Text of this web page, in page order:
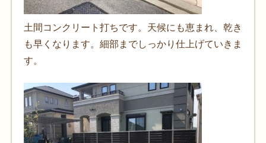
土間コンクリート打ちです。天候にも恵まれ、乾き
も早くなります。細部までしっかり仕上げていきま
す。